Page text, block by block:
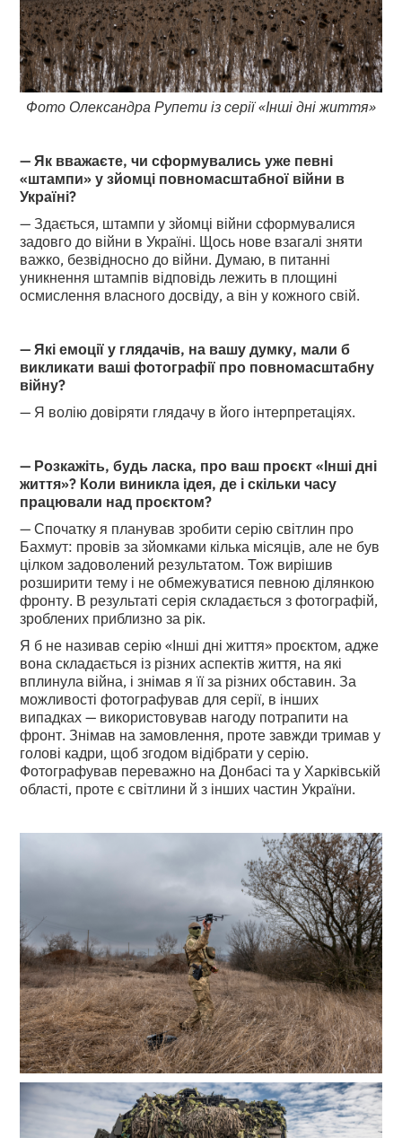
Фото Олександра Рупети із серії «Інші дні життя»
— Як вважаєте, чи сформувались уже певні
«штампи» у зйомці повномасштабної війни в
Україні?
— Здається, штампи у зйомці війни сформувалися
задовго до війни в Україні. Щось нове взагалі зняти
важко, безвідносно до війни. Думаю, в питанні
уникнення штампів відповідь лежить в площині
осмислення власного досвіду, а він у кожного свій.
— Які емоції у глядачів, на вашу думку, мали б
викликати ваші фотографії про повномасштабну
війну?
— Я волію довіряти глядачу в його інтерпретаціях.
— Розкажіть, будь ласка, про ваш проєкт «Інші дні
життя»? Коли виникла ідея, де і скільки часу
працювали над проєктом?
— Спочатку я планував зробити серію світлин про
Бахмут: провів за зйомками кілька місяців, але не був
цілком задоволений результатом. Тож вирішив
розширити тему і не обмежуватися певною ділянкою
фронту. В результаті серія складається з фотографій,
зроблених приблизно за рік.
Я б не називав серію «Інші дні життя» проєктом, адже
вона складається із різних аспектів життя, на які
вплинула війна, і знімав я її за різних обставин. За
можливості фотографував для серії, в інших
випадках — використовував нагоду потрапити на
фронт. Знімав на замовлення, проте завжди тримав у
голові кадри, щоб згодом відібрати у серію.
Фотографував переважно на Донбасі та у Харківській
області, проте є світлини й з інших частин України.